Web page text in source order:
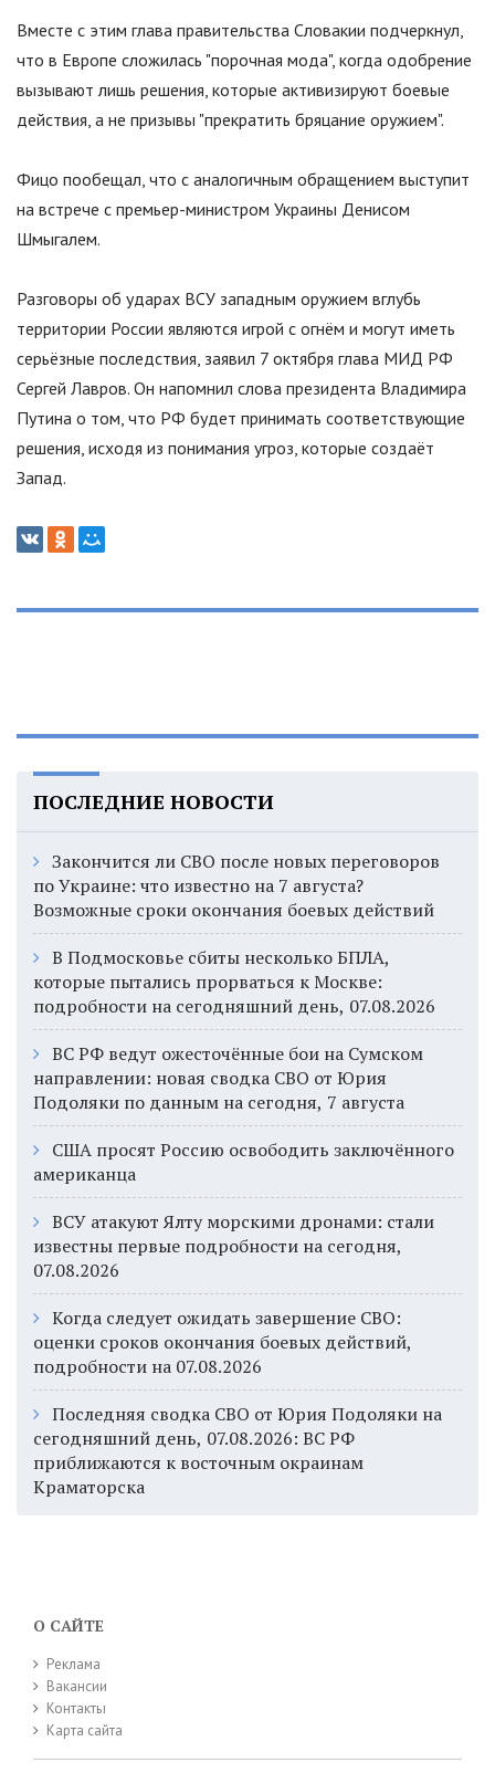
Вместе с этим глава правительства Словакии подчеркнул,
что в Европе сложилась "порочная мода", когда одобрение
вызывают лишь решения, которые активизируют боевые
действия, а не призывы "прекратить бряцание оружием".
Фицо пообещал, что с аналогичным обращением выступит
на встрече с премьер-министром Украины Денисом
Шмыгалем.
Разговоры об ударах ВСУ западным оружием вглубь
территории России являются игрой с огнём и могут иметь
серьёзные последствия, заявил 7 октября глава МИД РФ
Сергей Лавров. Он напомнил слова президента Владимира
Путина о том, что РФ будет принимать соответствующие
решения, исходя из понимания угроз, которые создаёт
Запад.
ПОСЛЕДНИЕ НОВОСТИ
Закончится ли СВО после новых переговоров
по Украине: что известно на 7 августа?
Возможные сроки окончания боевых действий
В Подмосковье сбиты несколько БПЛА,
которые пытались прорваться к Москве:
подробности на сегодняшний день, 07.08.2026
ВС РФ ведут ожесточённые бои на Сумском
направлении: новая сводка СВО от Юрия
Подоляки по данным на сегодня, 7 августа
США просят Россию освободить заключённого
американца
ВСУ атакуют Ялту морскими дронами: стали
известны первые подробности на сегодня,
07.08.2026
Когда следует ожидать завершение СВО:
оценки сроков окончания боевых действий,
подробности на 07.08.2026
Последняя сводка СВО от Юрия Подоляки на
сегодняшний день, 07.08.2026: ВС РФ
приближаются к восточным окраинам
Краматорска
О САЙТЕ
Реклама
Вакансии
Контакты
Карта сайта